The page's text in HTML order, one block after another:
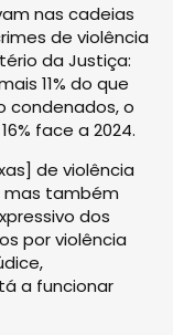
nas cadeias
de violência
da Justiça:
11% do que
condenados, o
face a 2024.
de violência
mas também
dos
por violência
a funcionar